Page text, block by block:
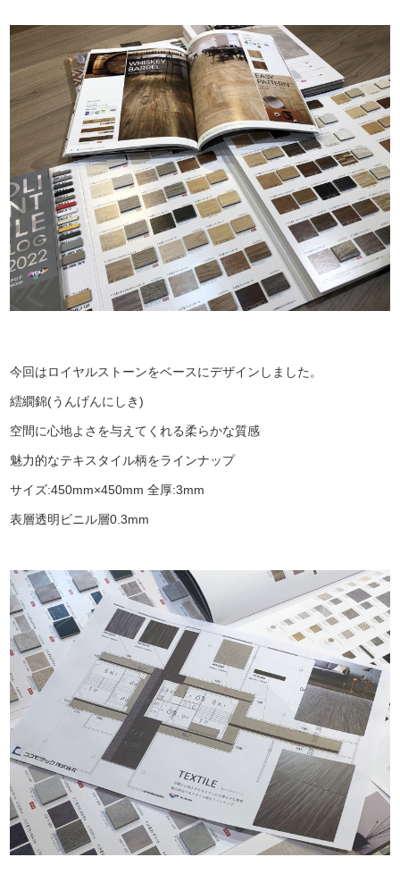
今回はロイヤルストーンをベースにデザインしました。
繧繝錦(うんげんにしき)
空間に心地よさを与えてくれる柔らかな質感
魅力的なテキスタイル柄をラインナップ
サイズ:450mm×450mm 全厚:3mm
表層透明ビニル層0.3mm